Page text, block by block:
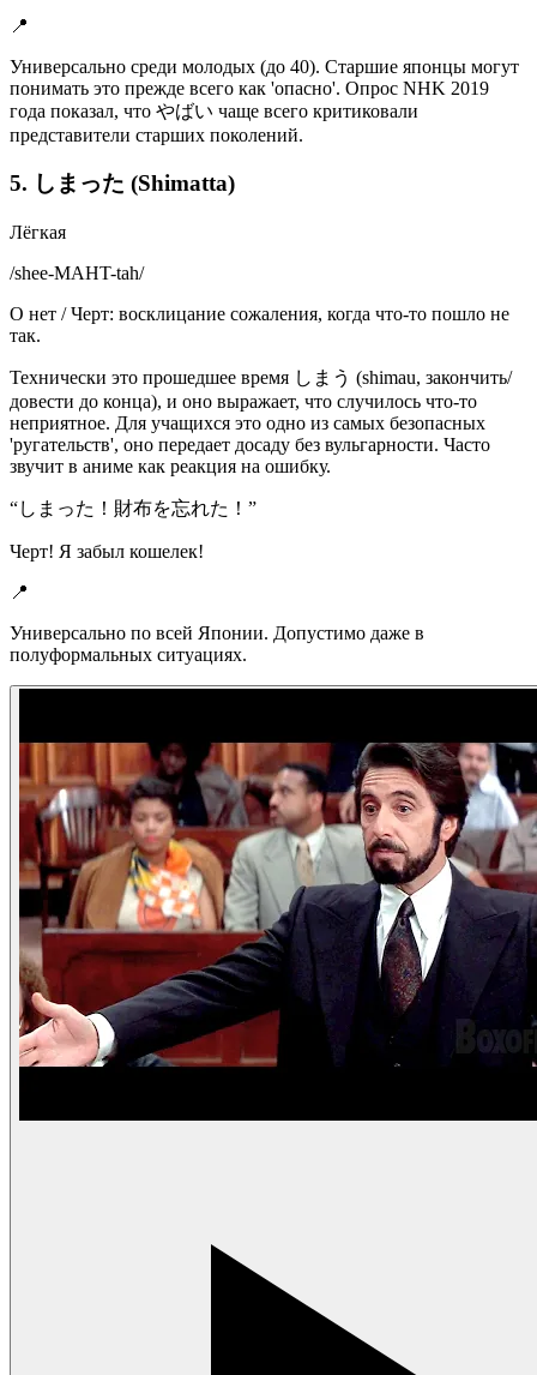
📍
Универсально среди молодых (до 40). Старшие японцы могут
понимать это прежде всего как 'опасно'. Опрос NHK 2019
года показал, что やばい чаще всего критиковали
представители старших поколений.
5. しまった (Shimatta)
Лёгкая
/shee-MAHT-tah/
О нет / Черт: восклицание сожаления, когда что-то пошло не
так.
Технически это прошедшее время しまう (shimau, закончить/
довести до конца), и оно выражает, что случилось что-то
неприятное. Для учащихся это одно из самых безопасных
'ругательств', оно передает досаду без вульгарности. Часто
звучит в аниме как реакция на ошибку.
“しまった！財布を忘れた！ ”
Черт! Я забыл кошелек!
📍
Универсально по всей Японии. Допустимо даже в
полуформальных ситуациях.